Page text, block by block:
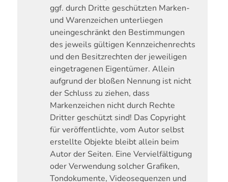
ggf. durch Dritte geschützten Marken-
und Warenzeichen unterliegen
uneingeschränkt den Bestimmungen
des jeweils gültigen Kennzeichenrechts
und den Besitzrechten der jeweiligen
eingetragenen Eigentümer. Allein
aufgrund der bloßen Nennung ist nicht
der Schluss zu ziehen, dass
Markenzeichen nicht durch Rechte
Dritter geschützt sind! Das Copyright
für veröffentlichte, vom Autor selbst
erstellte Objekte bleibt allein beim
Autor der Seiten. Eine Vervielfältigung
oder Verwendung solcher Grafiken,
Tondokumente, Videosequenzen und